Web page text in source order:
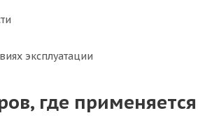
эксплуатации
где применяется